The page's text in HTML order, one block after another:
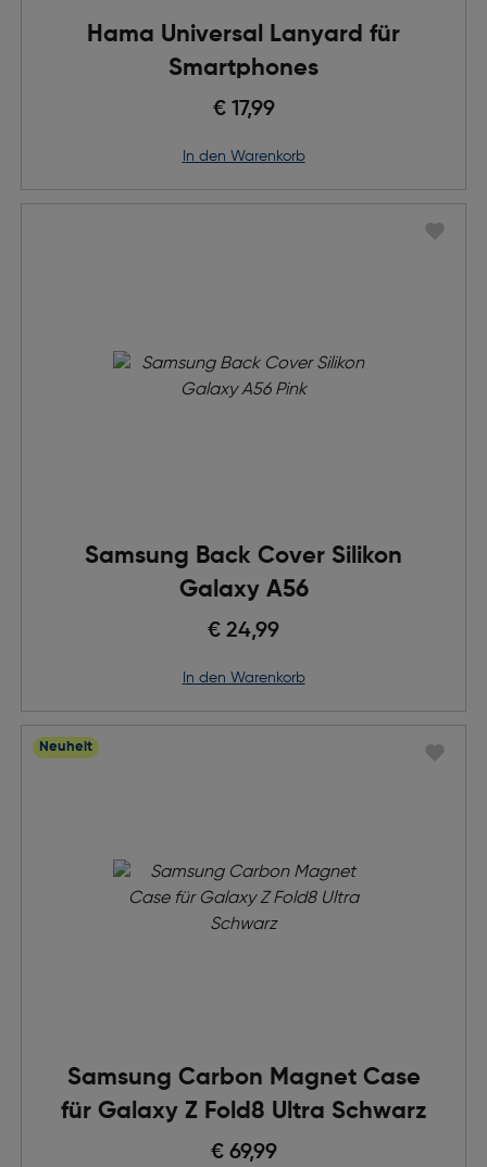
Hama Universal Lanyard für
Smartphones
€ 17,99
in den Warenkorb
Samsung Back Cover Silikon
Galaxy A56
€ 24,99
in den Warenkorb
Samsung Carbon Magnet Case
für Galaxy Z Fold8 Ultra Schwarz
Preis nach Rabatts
€ 69,99
Neuheit